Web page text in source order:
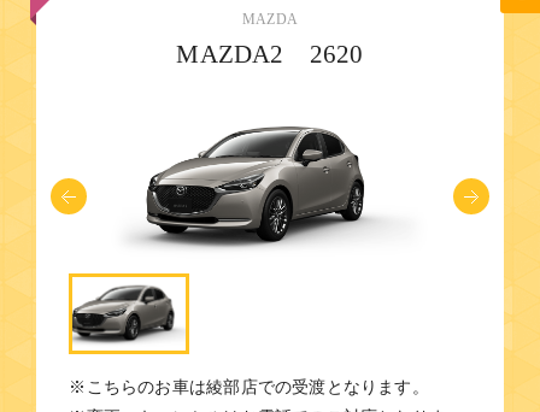
MAZDA
MAZDA2 2620
※こちらのお車は綾部店での受渡となります。